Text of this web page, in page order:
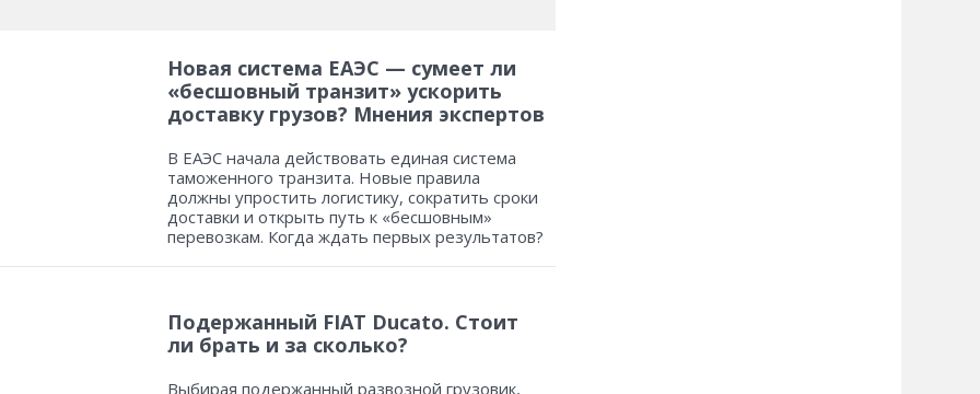
Новая система ЕАЭС — сумеет ли
«бесшовный транзит» ускорить
доставку грузов? Мнения экспертов
В ЕАЭС начала действовать единая система
таможенного транзита. Новые правила
должны упростить логистику, сократить сроки
доставки и открыть путь к «бесшовным»
перевозкам. Когда ждать первых результатов?
Подержанный FIAT Ducato. Стоит
ли брать и за сколько?
Выбирая подержанный развозной грузовик,